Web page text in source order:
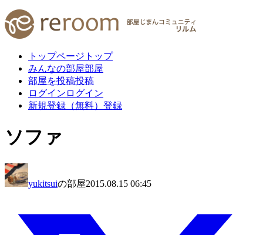
トップページ トップ
みんなの部屋部屋
部屋を投稿投稿
ログイン ログイン
新規登録（無料） 登録
ソファ
yukitsuiの部屋2015.08.15 06:45